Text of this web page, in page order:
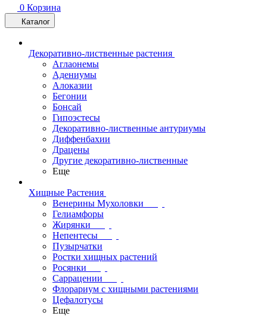
0 Корзина
Каталог
Декоративно-лиственные растения
Аглаонемы
Адениумы
Алоказии
Бегонии
Бонсай
Гипоэстесы
Декоративно-лиственные антуриумы
Диффенбахии
Драцены
Другие декоративно-лиственные
Еще
Хищные Растения
Венерины Мухоловки
Гелиамфоры
Жирянки
Непентесы
Пузырчатки
Ростки хищных растений
Росянки
Саррацении
Флорариум с хищными растениями
Цефалотусы
Еще